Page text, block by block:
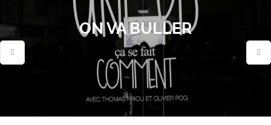
ON VA BULLER